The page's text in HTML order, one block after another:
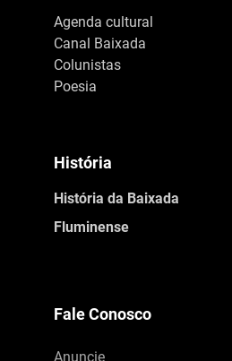
Agenda cultural
Canal Baixada
Colunistas
Poesia
História
História da Baixada
Fluminense
Fale Conosco
Anuncie